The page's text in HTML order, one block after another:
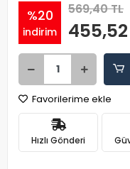
%20
indirim
569,40 TL
455,52
Favorilerime ekle
Hızlı Gönderi